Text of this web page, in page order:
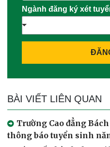
Ngành đăng ký xét
BÀI VIẾT LIÊN QUAN
Trường Cao đẳng
thông báo tuyển sinh